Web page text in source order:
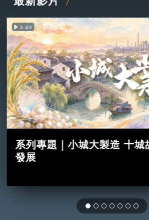
3:49
系列專題｜小城大製造 十城
發展